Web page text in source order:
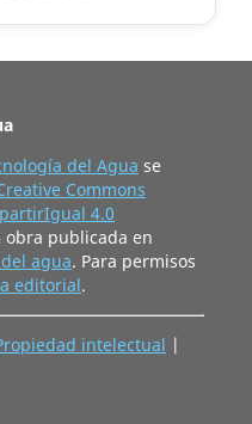
del Agua se
Commons
4.0
obra publicada en
agua. Para permisos
editorial.
intelectual |